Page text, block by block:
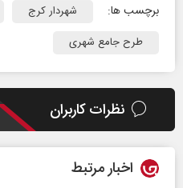
برچسب ها: شهردار کرج
طرح جامع شهری
نظرات کاربران
اخبار مرتبط